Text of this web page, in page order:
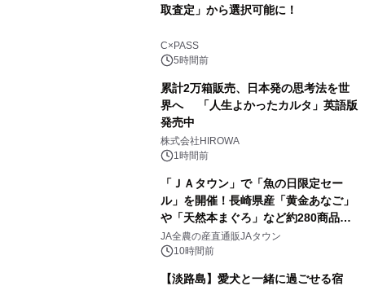
取査定」から選択可能に！
C×PASS
5時間前
累計2万箱販売、日本発の思考法を世
界へ 「人生よかったカルタ」英語版
発売中
株式会社HIROWA
1時間前
「ＪＡタウン」で「魚の日限定セー
ル」を開催！長崎県産「黄金あなご」
や「天然本まぐろ」など約280商品を
販売！～毎月１０日の定例企画～
JA全農の産直通販JAタウン
10時間前
【淡路島】愛犬と一緒に過ごせる宿